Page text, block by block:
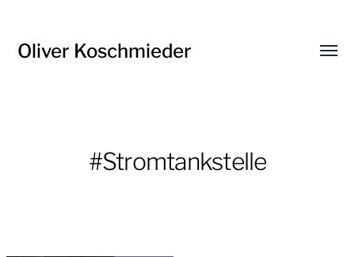
Oliver Koschmieder
Menü
#Stromtankstelle